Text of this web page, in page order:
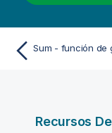
Sum - función de
Recursos